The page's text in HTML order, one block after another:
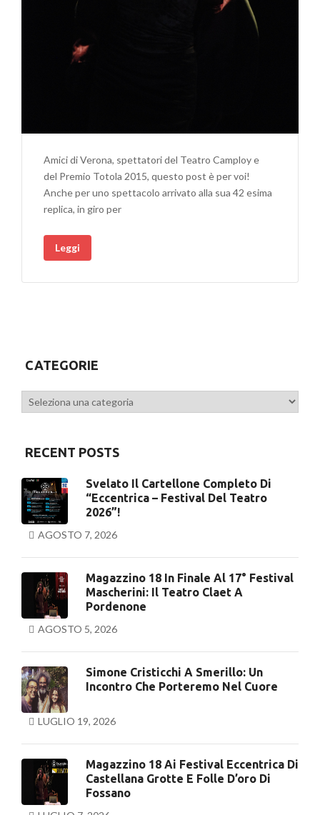
Amici di Verona, spettatori del Teatro Camploy e
del Premio Totola 2015, questo post è per voi!
Anche per uno spettacolo arrivato alla sua 42 esima
replica, in giro per
Leggi
CATEGORIE
Categorie
RECENT POSTS
Svelato Il Cartellone Completo Di
“Eccentrica – Festival Del Teatro
2026”!
AGOSTO 7, 2026
Magazzino 18 In Finale Al 17° Festival
Mascherini: Il Teatro Claet A
Pordenone
AGOSTO 5, 2026
Simone Cristicchi A Smerillo: Un
Incontro Che Porteremo Nel Cuore
LUGLIO 19, 2026
Magazzino 18 Ai Festival Eccentrica Di
Castellana Grotte E Folle D’oro Di
Fossano